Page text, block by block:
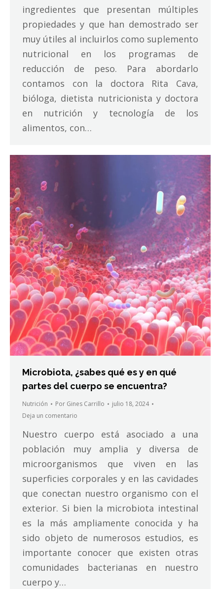
ingredientes que presentan múltiples
propiedades y que han demostrado ser
muy útiles al incluirlos como suplemento
nutricional en los programas de
reducción de peso. Para abordarlo
contamos con la doctora Rita Cava,
bióloga, dietista nutricionista y doctora
en nutrición y tecnología de los
alimentos, con…
Microbiota, ¿sabes qué es y en qué
partes del cuerpo se encuentra?
Nutrición Por Gines Carrillo
julio 18, 2024
Deja un comentario
Nuestro cuerpo está asociado a una
población muy amplia y diversa de
microorganismos que viven en las
superficies corporales y en las cavidades
que conectan nuestro organismo con el
exterior. Si bien la microbiota intestinal
es la más ampliamente conocida y ha
sido objeto de numerosos estudios, es
importante conocer que existen otras
comunidades bacterianas en nuestro
cuerpo y…